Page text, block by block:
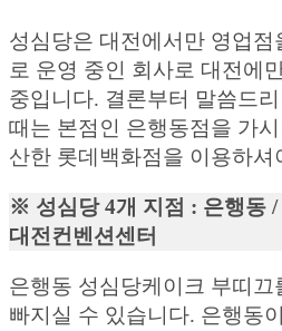
성심당은 대전에서만 영업
로 운영 중인 회사로 대전에
중입니다. 결론부터 말씀드
때는 본점인 은행동점을 가
산한 롯데백화점을 이용하셔
※ 성심당 4개 지점 : 은행동
대전컨벤션센터
은행동 성심당케이크 부띠끄
빠지실 수 있습니다. 은행동